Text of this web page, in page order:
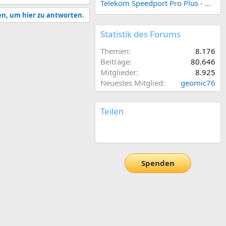
um hier zu antworten.
Telekom Speedport Pro Plus - Netzwerk einrichten
Statistik des Forums
Themen
8.176
Beiträge
80.646
Mitglieder
8.925
Neuestes Mitglied
geomic76
Teilen
Spenden